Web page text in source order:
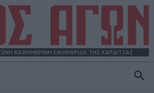
ΚΑΘΗΜΕΡΙΝΗ ΕΦΗΜΕΡΙΔΑ ΤΗΣ ΚΑΡΔΙΤΣΑΣ